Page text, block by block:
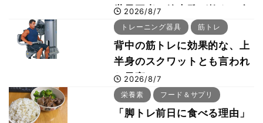
世界王者・鈴木雅が教える食
事・睡眠・呼吸の整え方
2026/8/7
トレーニング器具 筋トレ
背中の筋トレに効果的な、上
半身のスクワットとも言われ
た最高マシン“ノーチラス・
プルオーバーマシン”とは？
2026/8/7
栄養素 フード＆サプリ
「脚トレ前日に食べる理由」